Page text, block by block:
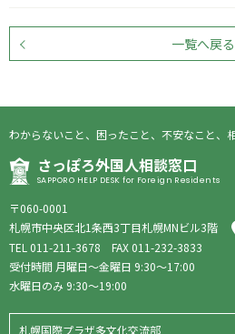
一覧へ戻る
わからないこと、困ったこと、不安なこと、
さっぽろ外国人相談窓口
SAPPORO HELP DESK for Foreign Residents
〒060-0001
札幌市中央区北1条西3丁目札幌MNビル3階
TEL 011-211-3678 FAX 011-232-3833
受付時間 月曜日〜金曜日 9:30〜17:00
水曜日のみ 9:30〜19:00
札幌国際プラザ多文化交流部